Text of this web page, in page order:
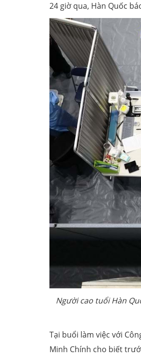
24 giờ qua, Hàn Quốc
Người cao tuổi Hàn
Tại buổi làm việc với
Minh Chính cho biết